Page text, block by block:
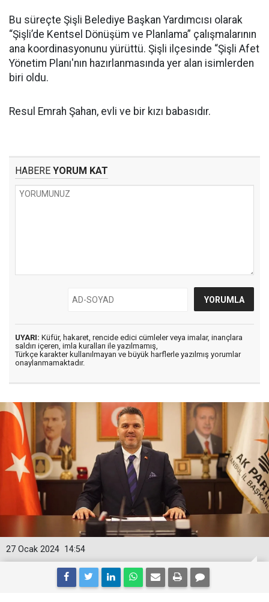
Bu süreçte Şişli Belediye Başkan Yardımcısı olarak
“Şişli’de Kentsel Dönüşüm ve Planlama” çalışmalarının
ana koordinasyonunu yürüttü. Şişli ilçesinde “Şişli Afet
Yönetim Planı'nın hazırlanmasında yer alan isimlerden
biri oldu.
Resul Emrah Şahan, evli ve bir kızı babasıdır.
HABERE YORUM KAT
UYARI: Küfür, hakaret, rencide edici cümleler veya imalar, inançlara
saldırı içeren, imla kuralları ile yazılmamış,
Türkçe karakter kullanılmayan ve büyük harflerle yazılmış yorumlar
onaylanmamaktadır.
14:54
27 Ocak 2024